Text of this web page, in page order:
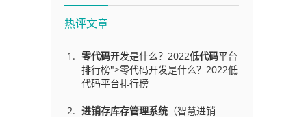
热评文章
零代码开发是什么？2022低代码平台
排行榜">零代码开发是什么？2022低
代码平台排行榜
进销存库存管理系统 （智慧进销